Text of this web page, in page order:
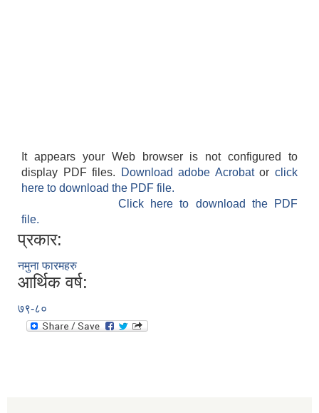
It appears your Web browser is not configured to
display PDF files.
Download adobe Acrobatorclick
here to download the PDF file.
Click here to download the PDF
file.
प्रकार:
नमुना फारमहरु
आर्थिक वर्ष:
७९-८०